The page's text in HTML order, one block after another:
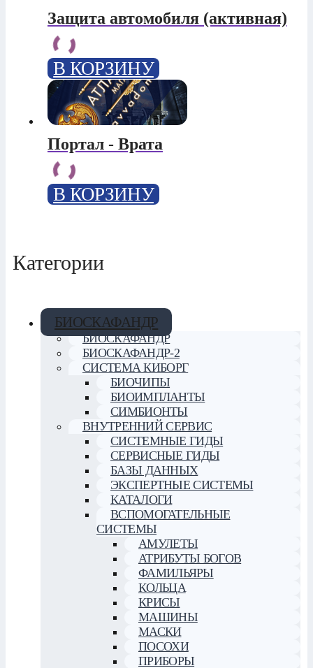
Защита автомобиля (активная)
В КОРЗИНУ
Портал - Врата
В КОРЗИНУ
Категории
БИОСКАФАНДР
БИОСКАФАНДР
БИОСКАФАНДР-2
СИСТЕМА КИБОРГ
БИОЧИПЫ
БИОИМПЛАНТЫ
СИМБИОНТЫ
ВНУТРЕННИЙ СЕРВИС
СИСТЕМНЫЕ ГИДЫ
СЕРВИСНЫЕ ГИДЫ
БАЗЫ ДАННЫХ
ЭКСПЕРТНЫЕ СИСТЕМЫ
КАТАЛОГИ
ВСПОМОГАТЕЛЬНЫЕ
СИСТЕМЫ
АМУЛЕТЫ
АТРИБУТЫ БОГОВ
ФАМИЛЬЯРЫ
КОЛЬЦА
КРИСЫ
МАШИНЫ
МАСКИ
ПОСОХИ
ПРИБОРЫ